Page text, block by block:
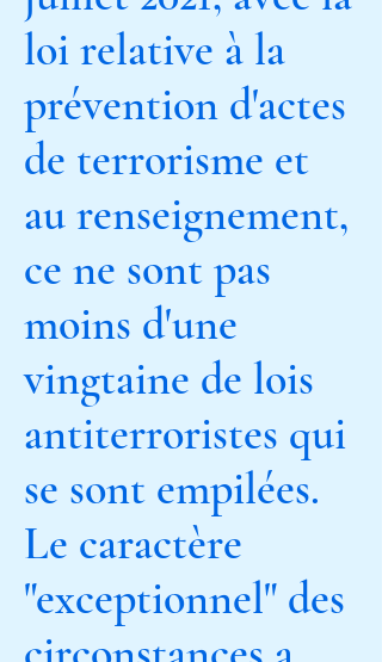
loi relative à la
prévention d'actes
de terrorisme et
au renseignement,
ce ne sont pas
moins d'une
vingtaine de lois
antiterroristes qui
se sont empilées.
Le caractère
"exceptionnel" des